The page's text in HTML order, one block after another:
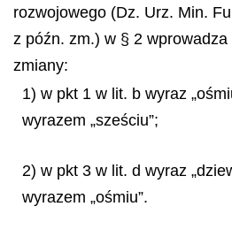
rozwojowego (Dz. Urz. Min.
z późn. zm.) w § 2
zmiany:
1) w pkt 1 w lit. b wyraz
wyrazem „sześciu”;
2) w pkt 3 w lit. d wyraz
wyrazem „ośmiu”.